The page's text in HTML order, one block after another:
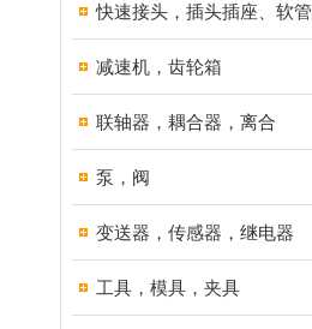
快速接头，插头插座、软管
减速机，齿轮箱
联轴器，耦合器，离合
泵，阀
变送器，传感器，继电器
工具，模具，夹具